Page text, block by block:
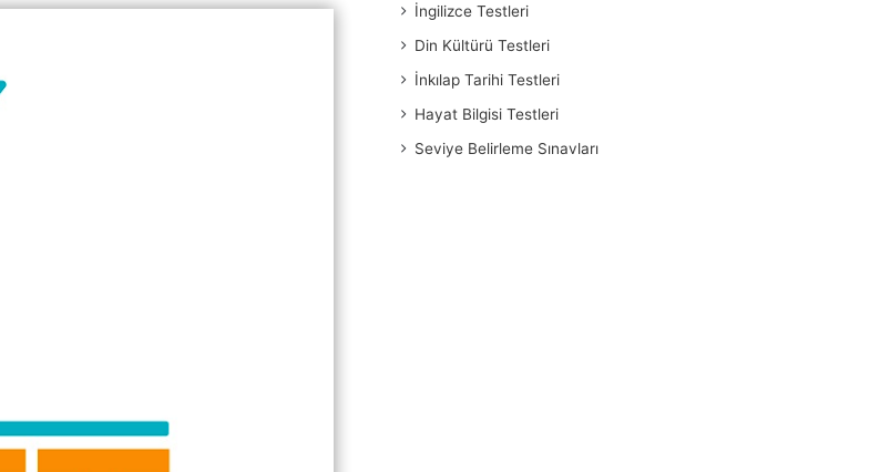
İngilizce Testleri
Din Kültürü Testleri
İnkılap Tarihi Testleri
Hayat Bilgisi Testleri
Seviye Belirleme Sınavları